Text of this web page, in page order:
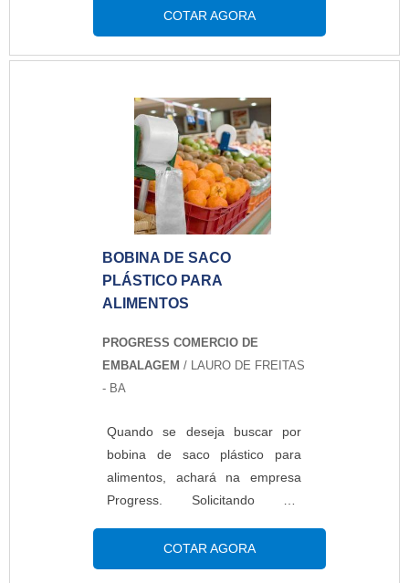
empresa da área e achando a
maior referência de qualidade da
área de atuação. Quando o
plástico, com a Progress
alcançará segurança com
praticidade no momento da
compra.MAIS INFORMAÇÕES
RELEVANTES SOBRE BOBINA
DE SACO PLÁSTICOA Progress
oferecer ao...
COTAR AGORA
BOBINA DE SACO
PLÁSTICO PARA
ALIMENTOS
PROGRESS COMERCIO DE
EMBALAGEM / LAURO DE FREITAS
- BA
Quando se deseja buscar por
bobina de saco plástico para
alimentos, achará na empresa
Progress. Solicitando um
empresa da área e achando a
maior referência de qualidade da
COTAR AGORA